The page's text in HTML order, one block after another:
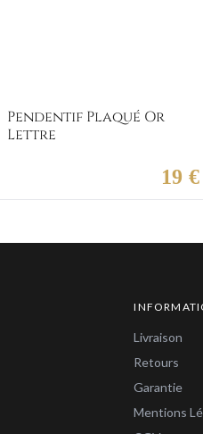
Pendentif Plaqué Or
Lettre
19 €
Livraison
Retours
Garantie
Mentions